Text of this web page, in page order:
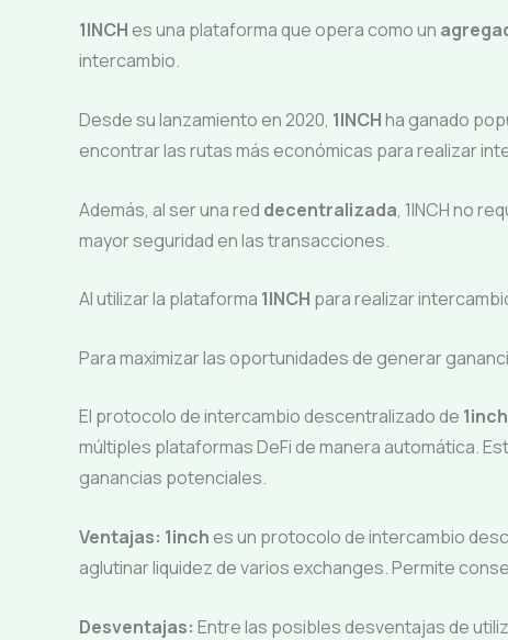
1INCHes una plataforma que opera como un
intercambio.
Desde su lanzamiento en 2020, 1INCHha ganado
encontrar las rutas más económicas para realizar
Además, al ser una red decentralizada, 1INCH no
mayor seguridad en las transacciones.
Al utilizar la plataforma 1INCH para realizar
Para maximizar las oportunidades de generar
El protocolo de intercambio descentralizado de 1inch
múltiples plataformas DeFi de manera automática.
ganancias potenciales.
Ventajas: 1inches un protocolo de intercambio
aglutinar liquidez de varios exchanges. Permite
Desventajas: Entre las posibles desventajas de